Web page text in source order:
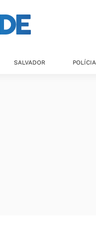
SALVADOR POLÍCIA